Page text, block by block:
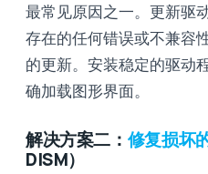
最常见原因之一。更新驱
存在的任何错误或不兼容
的更新。安装稳定的驱动
确加载图形界面。
解决方案二： 修复损坏
DISM）